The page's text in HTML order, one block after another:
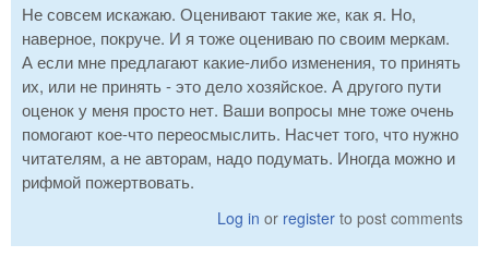
Не совсем искажаю. Оценивают такие же, как я. Но,
наверное, покруче. И я тоже оцениваю по своим меркам.
А если мне предлагают какие-либо изменения, то принять
их, или не принять - это дело хозяйское. А другого пути
оценок у меня просто нет. Ваши вопросы мне тоже очень
помогают кое-что переосмыслить. Насчет того, что нужно
читателям, а не авторам, надо подумать. Иногда можно и
рифмой пожертвовать.
Log in or register to post comments